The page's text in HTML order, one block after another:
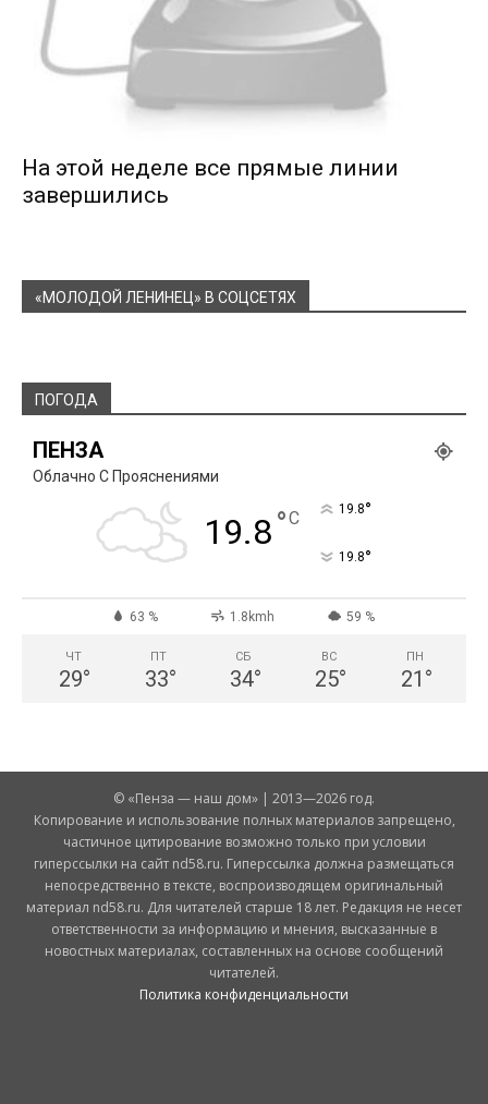
На этой неделе все прямые линии
завершились
«МОЛОДОЙ ЛЕНИНЕЦ» В СОЦСЕТЯХ
ПОГОДА
ПЕНЗА
Облачно С Прояснениями
19.8°C 19.8°
19.8°
63 % 1.8kmh 59 %
ЧТ
29°
ПТ
33°
СБ
34°
ВС
25°
ПН
21 °
© «Пенза — наш дом» | 2013—2026 год.
Копирование и использование полных материалов запрещено,
частичное цитирование возможно только при условии
гиперссылки на сайт nd58.ru. Гиперссылка должна размещаться
непосредственно в тексте, воспроизводящем оригинальный
материал nd58.ru. Для читателей старше 18 лет. Редакция не несет
ответственности за информацию и мнения, высказанные в
новостных материалах, составленных на основе сообщений
читателей.
Политика конфиденциальности